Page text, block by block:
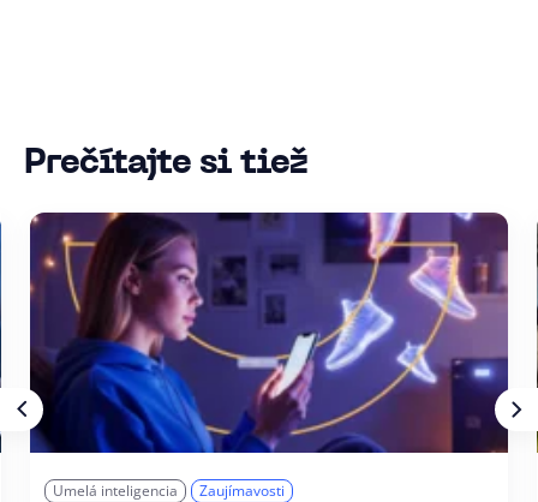
Prečítajte si tiež
Umelá inteligencia
Zaujímavosti